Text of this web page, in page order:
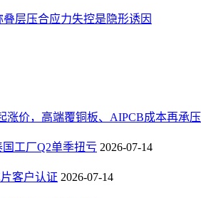
层压合应力失控是隐形诱因
涨价，高端覆铜板、AIPCB成本再承压
工厂Q2单季扭亏 2026-07-14
客户认证 2026-07-14